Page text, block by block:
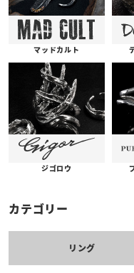
マッドカルト
ジゴロウ
カテゴリー
リング